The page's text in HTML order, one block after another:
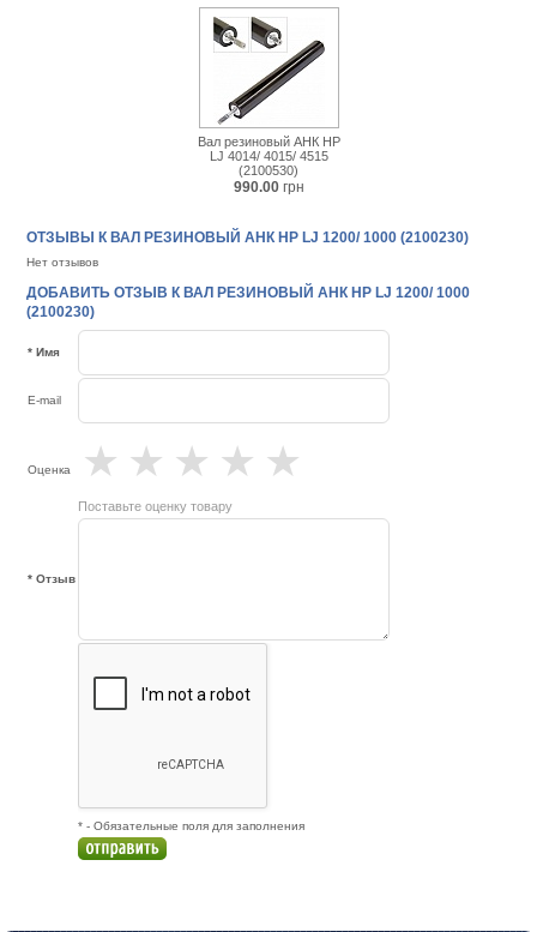
Вал резиновый АНК HP
LJ 4014/ 4015/ 4515
(2100530)
990.00 грн
ОТЗЫВЫ К ВАЛ РЕЗИНОВЫЙ АНК HP LJ 1200/ 1000 (2100230)
Нет отзывов
ДОБАВИТЬ ОТЗЫВ К ВАЛ РЕЗИНОВЫЙ АНК HP LJ 1200/ 1000
(2100230)
* Имя
E-mail
Оценка ★
★
★
★
★
Поставьте оценку товару
* Отзыв
* - Обязательные поля для заполнения